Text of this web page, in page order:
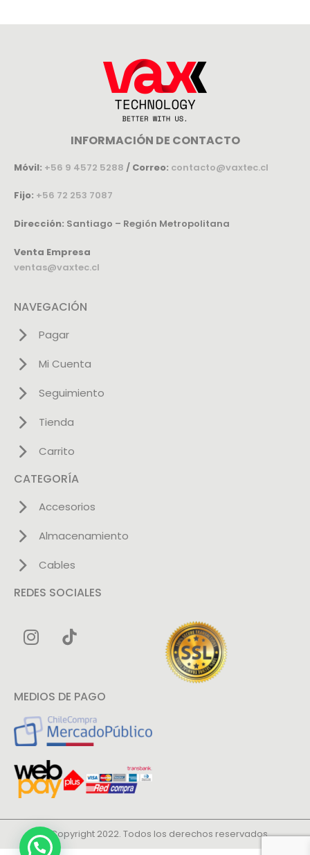
INFORMACIÓN DE CONTACTO
Móvil: +56 9 4572 5288 / Correo: contacto@vaxtec.cl
Fijo: +56 72 253 7087
Dirección: Santiago – Región Metropolitana
Venta Empresa
ventas@vaxtec.cl
NAVEGACIÓN
Pagar
Mi Cuenta
Seguimiento
Tienda
Carrito
CATEGORÍA
Accesorios
Almacenamiento
Cables
REDES SOCIALES
MEDIOS DE PAGO
© Copyright 2022. Todos los derechos reservados.